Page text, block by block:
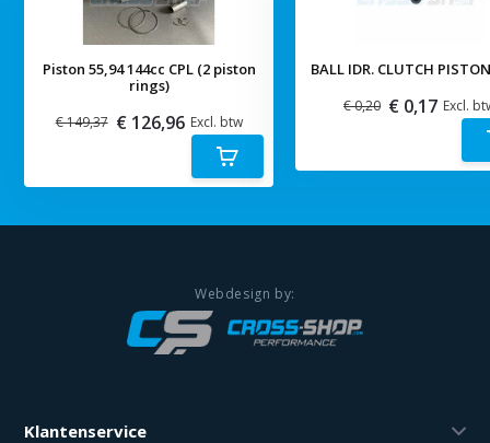
Piston 55,94 144cc CPL (2 piston
rings)
€ 149,37 € 126,96 Excl. btw
BALL IDR. CLUTCH
€ 0,20 € 0,17 Excl.
Klantenservice